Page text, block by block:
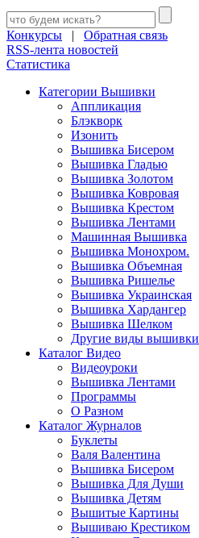
Конкурсы | Обратная связь
RSS-лента новостей
Статистика
Категории Вышивки
Аппликация
Блэкворк
Изонить
Вышивка Бисером
Вышивка Гладью
Вышивка Золотом
Вышивка Ковровая
Вышивка Крестом
Вышивка Лентами
Машинная Вышивка
Вышивка Монохром.
Вышивка Объемная
Вышивка Ришелье
Вышивка Украинская
Вышивка Хардангер
Вышивка Шелком
Другие виды вышивки
Каталог Видео
Видеоуроки
Вышивка Лентами
Программы
О Разном
Каталог Журналов
Буклеты
Валя Валентина
Вышивка Бисером
Вышивка Для Души
Вышивка Детям
Вышитые Картины
Вышиваю Крестиком